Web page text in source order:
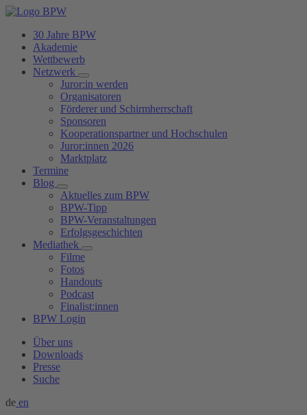
30 Jahre BPW
Akademie
Wettbewerb
Netzwerk
Juror:in werden
Organisatoren
Förderer und Schirmherrschaft
Sponsoren
Kooperationspartner und Hochschulen
Juror:innen 2026
Marktplatz
Termine
Blog
Aktuelles zum BPW
BPW-Tipp
BPW-Veranstaltungen
Erfolgsgeschichten
Mediathek
Filme
Fotos
Handouts
Podcast
Finalist:innen
BPW Login
Über uns
Downloads
Presse
Suche
de en